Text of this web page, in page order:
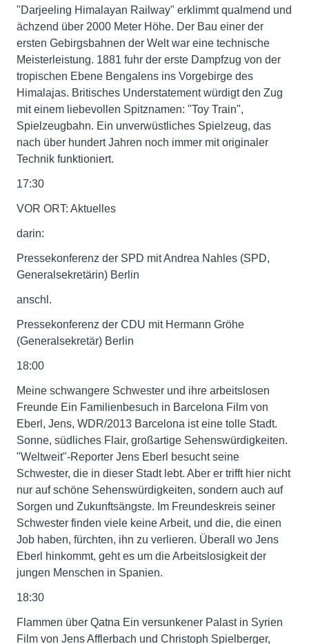
"Darjeeling Himalayan Railway" erklimmt qualmend und
ächzend über 2000 Meter Höhe. Der Bau einer der
ersten Gebirgsbahnen der Welt war eine technische
Meisterleistung. 1881 fuhr der erste Dampfzug von der
tropischen Ebene Bengalens ins Vorgebirge des
Himalajas. Britisches Understatement würdigt den Zug
mit einem liebevollen Spitznamen: "Toy Train",
Spielzeugbahn. Ein unverwüstliches Spielzeug, das
nach über hundert Jahren noch immer mit originaler
Technik funktioniert.
17:30
VOR ORT: Aktuelles
darin:
Pressekonferenz der SPD mit Andrea Nahles (SPD,
Generalsekretärin) Berlin
anschl.
Pressekonferenz der CDU mit Hermann Gröhe
(Generalsekretär) Berlin
18:00
Meine schwangere Schwester und ihre arbeitslosen
Freunde Ein Familienbesuch in Barcelona Film von
Eberl, Jens, WDR/2013 Barcelona ist eine tolle Stadt.
Sonne, südliches Flair, großartige Sehenswürdigkeiten.
"Weltweit"-Reporter Jens Eberl besucht seine
Schwester, die in dieser Stadt lebt. Aber er trifft hier nicht
nur auf schöne Sehenswürdigkeiten, sondern auch auf
Sorgen und Zukunftsängste. Im Freundeskreis seiner
Schwester finden viele keine Arbeit, und die, die einen
Job haben, fürchten, ihn zu verlieren. Überall wo Jens
Eberl hinkommt, geht es um die Arbeitslosigkeit der
jungen Menschen in Spanien.
18:30
Flammen über Qatna Ein versunkener Palast in Syrien
Film von Jens Afflerbach und Christoph Spielberger,